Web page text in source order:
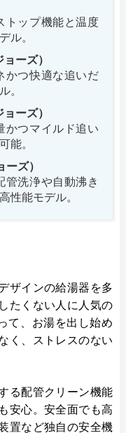
トップ機能と温度
ル。
ーズ）
かつ快適な追いだ
。
ーズ）
かつマイルド追い
能。
ズ）
管洗浄や自動沸き
性能モデル。
ザインの給湯器を多
たくない人に人気の
て、お湯を出し始め
く、ストレスのない
る配管クリーン機能
安心。安全面でも高
置など独自の安全機